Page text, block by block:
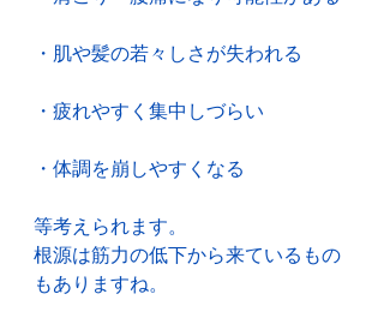
・肌や髪の若々しさが失われる
・疲れやすく集中しづらい
・体調を崩しやすくなる
等考えられます。
根源は筋力の低下から来ているもの
もありますね。